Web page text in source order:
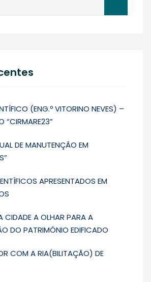
(ENG.º VITORINO NEVES) –
“CIRMARE23”
DE MANUTENÇÃO EM
APRESENTADOS EM
CIDADE A OLHAR PARA A
DO PATRIMÓNIO EDIFICADO
COM A RIA(BILITAÇÃO) DE